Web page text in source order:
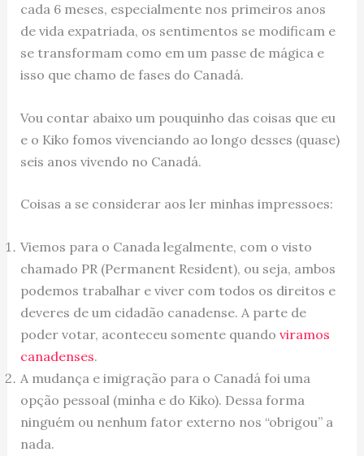
cada 6 meses, especialmente nos primeiros anos
de vida expatriada, os sentimentos se modificam e
se transformam como em um passe de mágica e
isso que chamo de fases do Canadá.
Vou contar abaixo um pouquinho das coisas que eu
e o Kiko fomos vivenciando ao longo desses (quase)
seis anos vivendo no Canadá.
Coisas a se considerar aos ler minhas impressoes:
Viemos para o Canada legalmente, com o visto
chamado PR (Permanent Resident), ou seja, ambos
podemos trabalhar e viver com todos os direitos e
deveres de um cidadão canadense. A parte de
poder votar, aconteceu somente quando viramos
canadenses.
A mudança e imigração para o Canadá foi uma
opção pessoal (minha e do Kiko). Dessa forma
ninguém ou nenhum fator externo nos “obrigou” a
nada.